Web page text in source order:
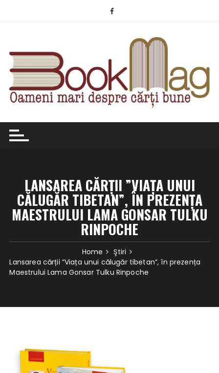
LANSAREA CĂRȚII ”VIAȚA UNUI
CĂLUGĂR TIBETAN”, ÎN PREZENȚA
MAESTRULUI LAMA GONSAR TULKU
RINPOCHE
Home
Ştiri
Lansarea cărții ”Viața unui călugăr tibetan”, în prezența
Maestrului Lama Gonsar Tulku Rinpoche